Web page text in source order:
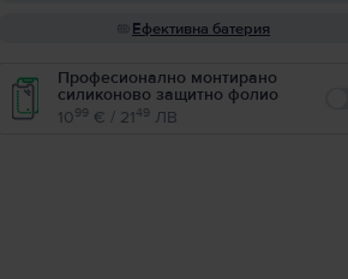
Ефективна батерия
Професионално монтирано
силиконово защитно фолио
1099 € / 2149 ЛВ